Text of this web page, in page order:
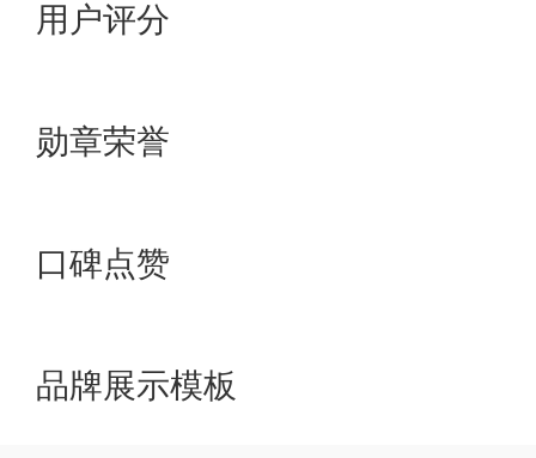
用户评分
勋章荣誉
口碑点赞
品牌展示模板